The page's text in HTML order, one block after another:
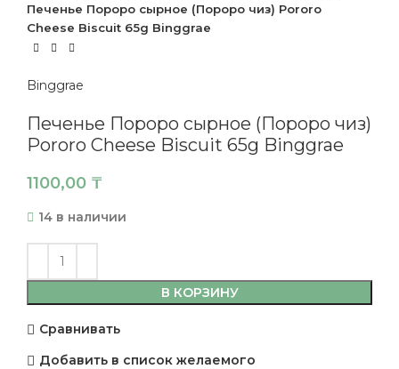
Печенье Пороро сырное (Пороро чиз) Pororo
Cheese Biscuit 65g Binggrae
Binggrae
Печенье Пороро сырное (Пороро чиз)
Pororo Cheese Biscuit 65g Binggrae
1100,00 ₸
14 в наличии
В КОРЗИНУ
Сравнивать
Добавить в список желаемого